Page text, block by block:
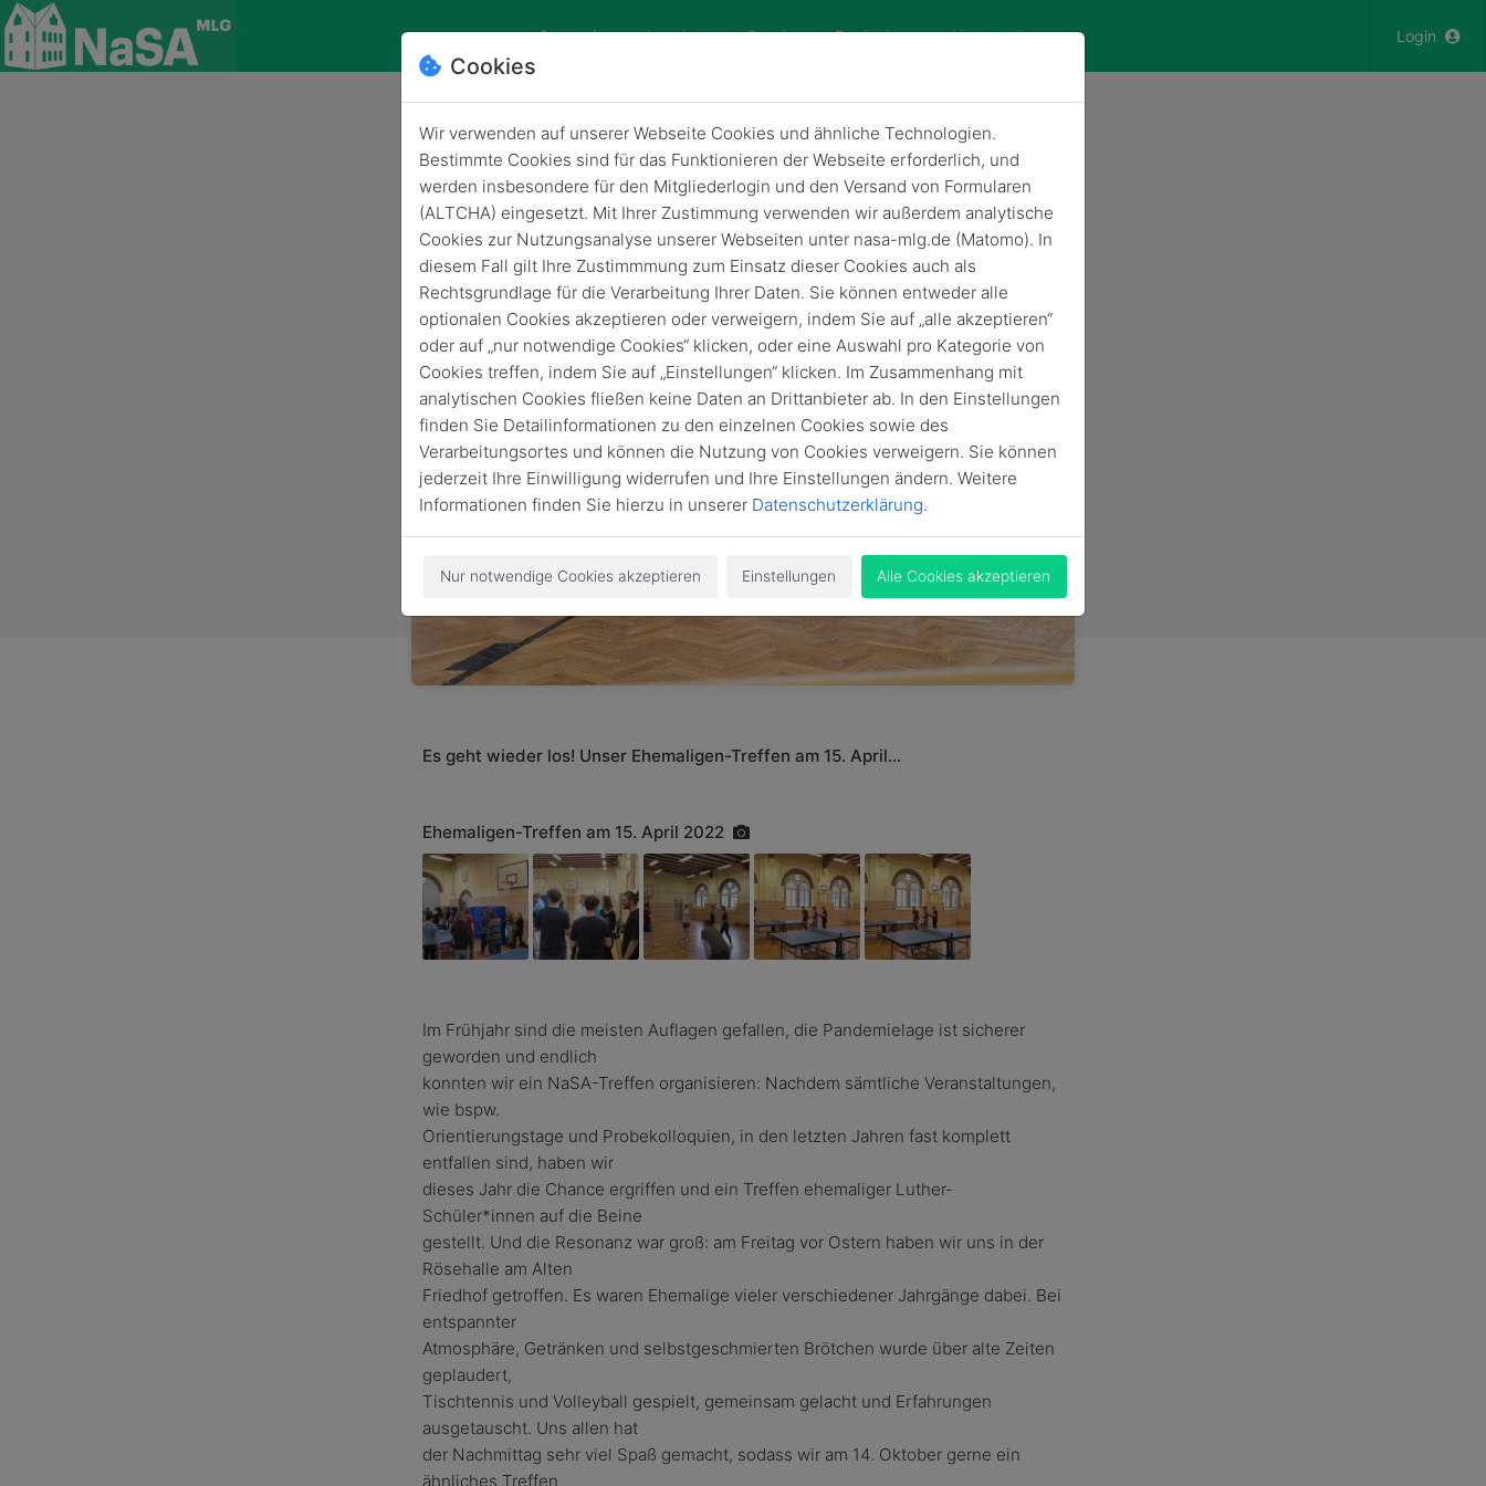
Startseite(current)Angebote Dateien Registrieren Veranstaltungen Login
NaSA-Treffen Ostern 2022
Zurück 5. Okt. 2022
Es geht wieder los! Unser Ehemaligen-Treffen am 15. April...
Ehemaligen-Treffen am 15. April 2022
Im Frühjahr sind die meisten Auflagen gefallen, die Pandemielage ist sicherer
geworden und endlich
konnten wir ein NaSA-Treffen organisieren: Nachdem sämtliche Veranstaltungen,
wie bspw.
Orientierungstage und Probekolloquien, in den letzten Jahren fast komplett
entfallen sind, haben wir
dieses Jahr die Chance ergriffen und ein Treffen ehemaliger Luther-
Schüler*innen auf die Beine
gestellt. Und die Resonanz war groß: am Freitag vor Ostern haben wir uns in der
Rösehalle am Alten
Friedhof getroffen. Es waren Ehemalige vieler verschiedener Jahrgänge dabei. Bei
entspannter
Atmosphäre, Getränken und selbstgeschmierten Brötchen wurde über alte Zeiten
geplaudert,
Tischtennis und Volleyball gespielt, gemeinsam gelacht und Erfahrungen
ausgetauscht. Uns allen hat
der Nachmittag sehr viel Spaß gemacht, sodass wir am 14. Oktober gerne ein
ähnliches Treffen
Cookies
Wir verwenden auf unserer Webseite Cookies und ähnliche Technologien.
Bestimmte Cookies sind für das Funktionieren der Webseite erforderlich, und
werden insbesondere für den Mitgliederlogin und den Versand von Formularen
(ALTCHA) eingesetzt. Mit Ihrer Zustimmung verwenden wir außerdem analytische
Cookies zur Nutzungsanalyse unserer Webseiten unter nasa-mlg.de (Matomo). In
diesem Fall gilt Ihre Zustimmmung zum Einsatz dieser Cookies auch als
Rechtsgrundlage für die Verarbeitung Ihrer Daten. Sie können entweder alle
optionalen Cookies akzeptieren oder verweigern, indem Sie auf „alle akzeptieren“
oder auf „nur notwendige Cookies“ klicken, oder eine Auswahl pro Kategorie von
Cookies treffen, indem Sie auf „Einstellungen“ klicken. Im Zusammenhang mit
analytischen Cookies fließen keine Daten an Drittanbieter ab. In den Einstellungen
finden Sie Detailinformationen zu den einzelnen Cookies sowie des
Verarbeitungsortes und können die Nutzung von Cookies verweigern. Sie können
jederzeit Ihre Einwilligung widerrufen und Ihre Einstellungen ändern. Weitere
Informationen finden Sie hierzu in unserer Datenschutzerklärung.
Nur notwendige Cookies akzeptieren Einstellungen Alle Cookies akzeptieren